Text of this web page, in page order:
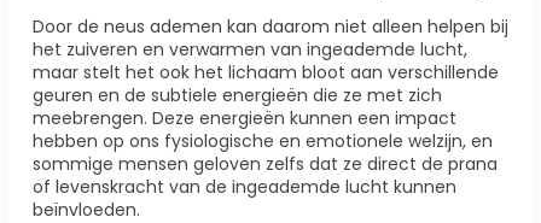
Door de neus ademen kan daarom niet alleen helpen bij
het zuiveren en verwarmen van ingeademde lucht,
maar stelt het ook het lichaam bloot aan verschillende
geuren en de subtiele energieën die ze met zich
meebrengen. Deze energieën kunnen een impact
hebben op ons fysiologische en emotionele welzijn, en
sommige mensen geloven zelfs dat ze direct de prana
of levenskracht van de ingeademde lucht kunnen
beïnvloeden.